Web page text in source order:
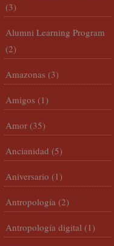
(3)
Alumni Learning Program
(2)
Amazonas (3)
Amigos (1)
Amor (35)
Ancianidad (5)
Aniversario (1)
Antropología (2)
Antropología digital (1)